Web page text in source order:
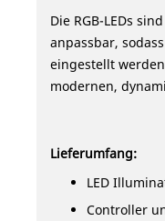
Die RGB-LEDs
anpassbar,
eingestellt
modernen,
Lieferumfang:
LED
Controller